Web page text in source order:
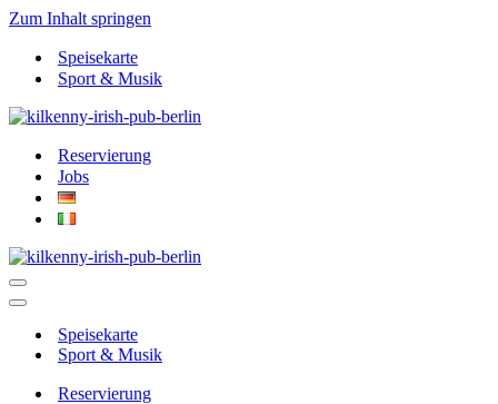
Zum Inhalt springen
Speisekarte
Sport & Musik
Reservierung
Jobs
Navigationsmenü
Navigationsmenü
Speisekarte
Sport & Musik
Reservierung